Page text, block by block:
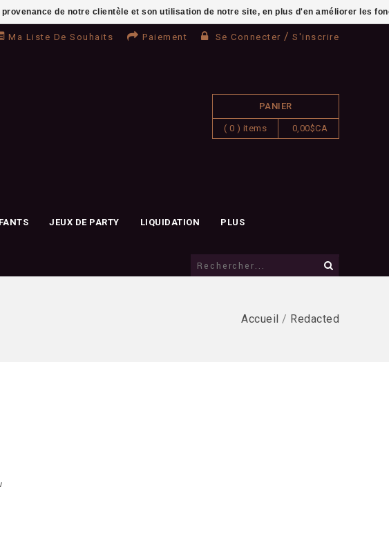
Ma Liste De Souhaits Paiement Se Connecter / S'inscrire
PANIER
( 0 ) items 0,00$CA
JEUX DE PARTY LIQUIDATION PLUS
Accueil / Redacted
de notre clientèle et son utilisation de notre site, en plus d'en améliorer les